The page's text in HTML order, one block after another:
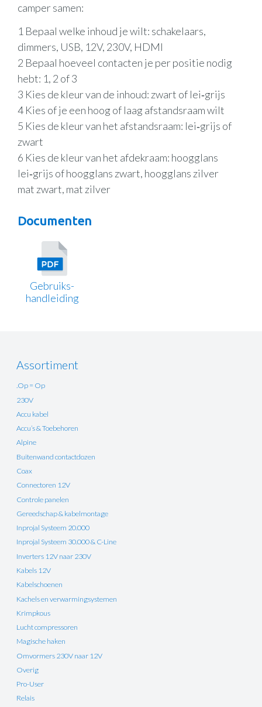
camper samen:
1 Bepaal welke inhoud je wilt: schakelaars,
dimmers, USB, 12V, 230V, HDMI
2 Bepaal hoeveel contacten je per positie nodig
hebt: 1, 2 of 3
3 Kies de kleur van de inhoud: zwart of lei‑grijs
4 Kies of je een hoog of laag afstandsraam wilt
5 Kies de kleur van het afstandsraam: lei‑grijs of
zwart
6 Kies de kleur van het afdekraam: hoogglans
lei‑grijs of hoogglans zwart, hoogglans zilver
mat zwart, mat zilver
Documenten
Gebruiks-
handleiding
Assortiment
.Op = Op
230V
Accu kabel
Accu’s & Toebehoren
Alpine
Buitenwand contactdozen
Coax
Connectoren 12V
Controle panelen
Gereedschap & kabelmontage
Inprojal Systeem 20.000
Inprojal Systeem 30.000 & C-Line
Inverters 12V naar 230V
Kabels 12V
Kabelschoenen
Kachels en verwarmingsystemen
Krimpkous
Lucht compressoren
Magische haken
Omvormers 230V naar 12V
Overig
Pro-User
Relais